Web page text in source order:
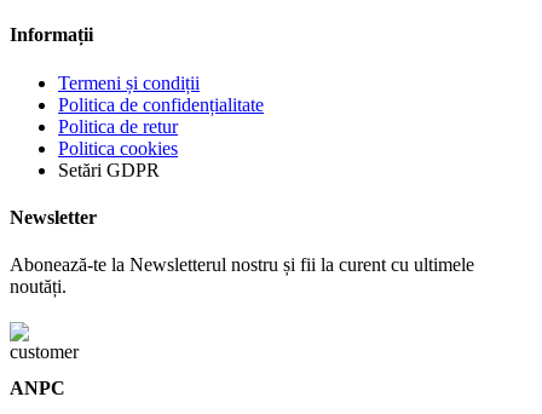
Informații
Termeni și condiții
Politica de confidențialitate
Politica de retur
Politica cookies
Setări GDPR
Newsletter
Abonează-te la Newsletterul nostru și fii la curent cu ultimele
noutăți.
ANPC